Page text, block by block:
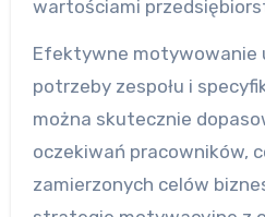
wartościami
Efektywne motywowanie
potrzeby zespołu i
można skutecznie
oczekiwań pracowników,
zamierzonych celów